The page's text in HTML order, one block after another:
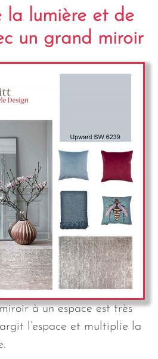
la lumière et de
un grand miroir
à un espace est très
l’espace et multiplie la